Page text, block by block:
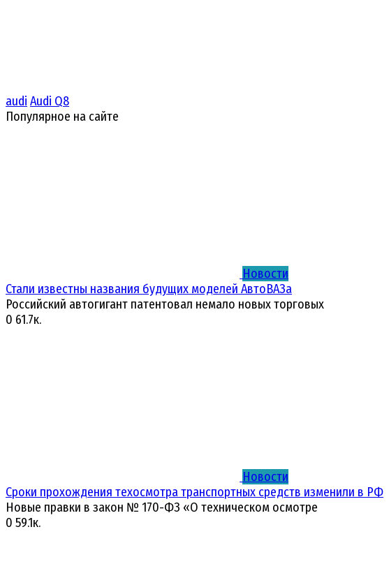
audi Audi Q8
Популярное на сайте
Новости
Стали известны названия будущих моделей АвтоВАЗа
Российский автогигант патентовал немало новых торговых
0 61.7к.
Новости
Сроки прохождения техосмотра транспортных средств изменили в РФ
Новые правки в закон № 170-ФЗ «О техническом осмотре
0 59.1к.